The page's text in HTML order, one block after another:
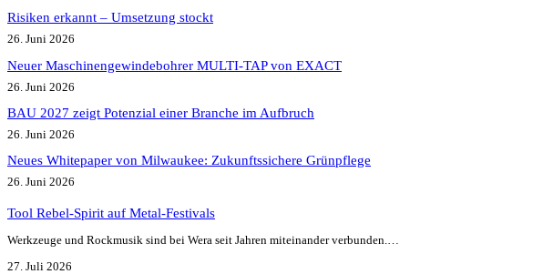
Risiken erkannt – Umsetzung stockt
26. Juni 2026
Neuer Maschinengewindebohrer MULTI-TAP von EXACT
26. Juni 2026
BAU 2027 zeigt Potenzial einer Branche im Aufbruch​
26. Juni 2026
Neues Whitepaper von Milwaukee: Zukunftssichere Grünpflege
26. Juni 2026
Tool Rebel-Spirit auf Metal-Festivals
Werkzeuge und Rockmusik sind bei Wera seit Jahren miteinander verbunden.…
27. Juli 2026